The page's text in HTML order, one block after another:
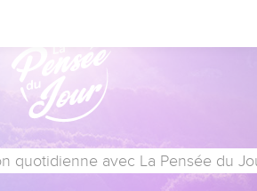
quotidienne avec La Pensée du